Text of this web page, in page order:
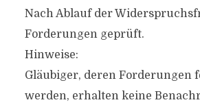
Nach Ablauf der
Forderungen geprüft.
Hinweise:
Gläubiger, deren Forderungen
werden, erhalten keine